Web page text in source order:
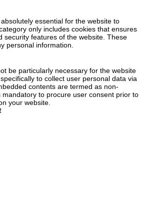
essential for the website to
only includes cookies that ensures
security features of the website. These
personal information.
be particularly necessary for the website
to collect user personal data via
contents are termed as non-
mandatory to procure user consent prior to
your website.